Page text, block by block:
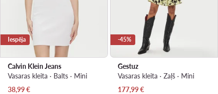
Iespēja
Calvin Klein Jeans
Vasaras kleita · Balts · Mini
Pašreizējā cena
38,99€
-45%
Gestuz
Vasaras kleita · Zaļš · Mini
Pašreizējā cena
177,99€